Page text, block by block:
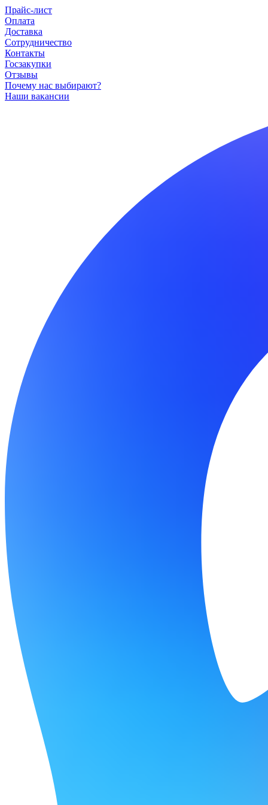
Прайс-лист
Оплата
Доставка
Сотрудничество
Контакты
Госзакупки
Отзывы
Почему нас выбирают?
Наши вакансии